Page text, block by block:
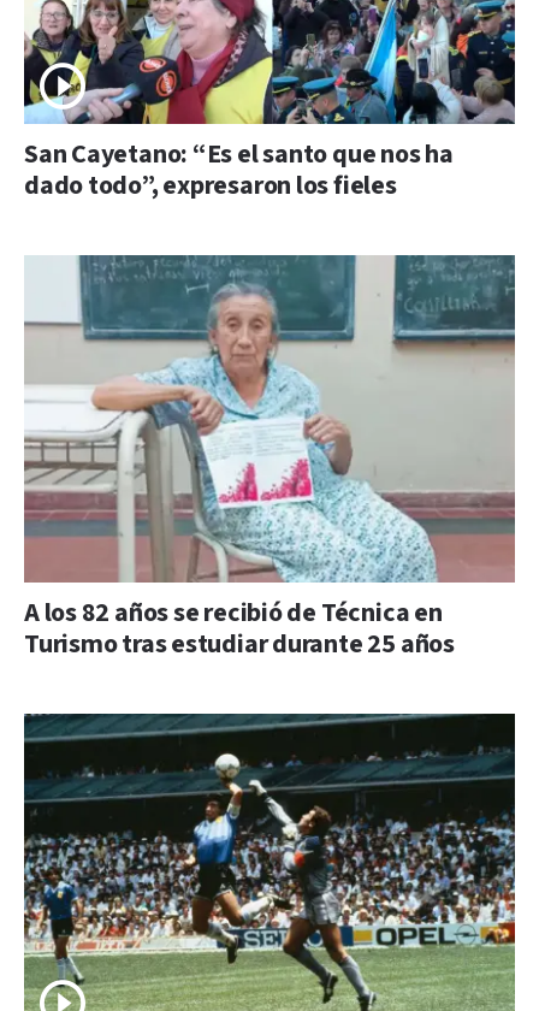
San Cayetano: “Es el santo que nos ha
dado todo”, expresaron los fieles
A los 82 años se recibió de Técnica en
Turismo tras estudiar durante 25 años